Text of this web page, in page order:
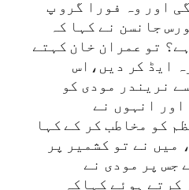
اور وہ فورا گرو پ
جانسن نے کہا کہ
تو عمران خان کہتے
ایڈ کر دیں،اس
نریندر مودی کو
انہوں نے
کو مخاطب کر کے کہا
میں نے تو کشمیر پر
جس پر مودی نے
کرتے ہوئے کہاکہ